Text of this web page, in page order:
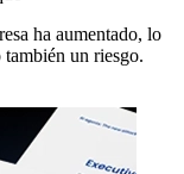
ha aumentado, lo
también un riesgo.